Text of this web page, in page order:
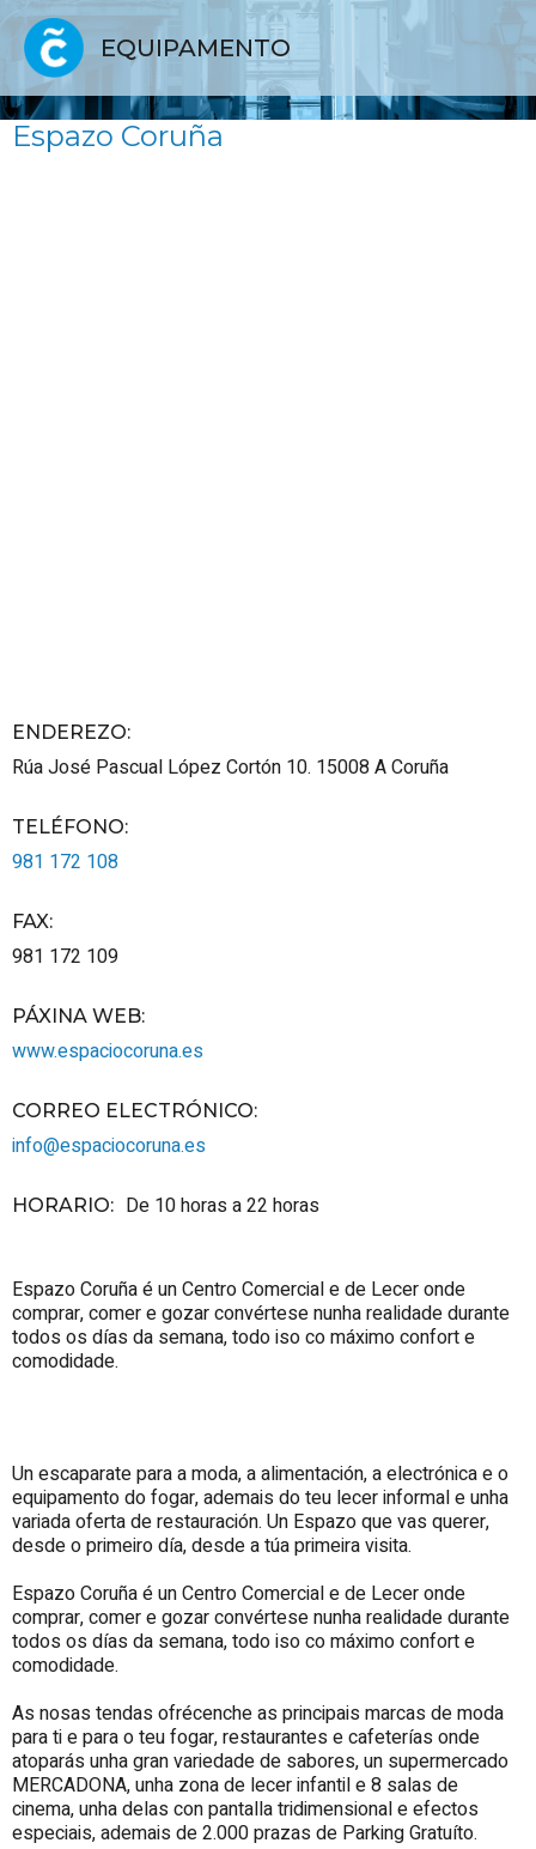
EQUIPAMENTO
Espazo Coruña
ENDEREZO:
Rúa José Pascual López Cortón 10. 15008A Coruña
TELÉFONO:
981 172 108
FAX:
981 172 109
PÁXINA WEB:
www.espaciocoruna.es
CORREO ELECTRÓNICO:
info@espaciocoruna.es
HORARIO: De 10 horas a 22 horas
Espazo Coruña é un Centro Comercial e de Lecer onde
comprar, comer e gozar convértese nunha realidade durante
todos os días da semana, todo iso co máximo confort e
comodidade.
Un escaparate para a moda, a alimentación, a electrónica e o
equipamento do fogar, ademais do teu lecer informal e unha
variada oferta de restauración. Un Espazo que vas querer,
desde o primeiro día, desde a túa primeira visita.
Espazo Coruña é un Centro Comercial e de Lecer onde
comprar, comer e gozar convértese nunha realidade durante
todos os días da semana, todo iso co máximo confort e
comodidade.
As nosas tendas ofrécenche as principais marcas de moda
para ti e para o teu fogar, restaurantes e cafeterías onde
atoparás unha gran variedade de sabores, un supermercado
MERCADONA, unha zona de lecer infantil e 8 salas de
cinema, unha delas con pantalla tridimensional e efectos
especiais, ademais de 2.000 prazas de Parking Gratuíto.